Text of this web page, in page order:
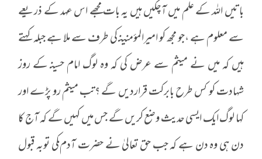
باتیں اللہ کے علم میں آچکیں ہیں یہ بات مجھے اس عہد کے ذریعے
سے معلوم ہے ،جو مجھ کو امیرالمؤمنینـ کی طرف سے ملا ہے جبلہ کہتے
ہیں کہ میں نے میثم سے عرض کی کہ وہ لوگ امام حسینـ کے روز
شہادت کو کس طرح بابرکت قراردیں گے ؟تب میثم رو پڑے اور
کہا لوگ ایک ایسی حدیث وضع کریں گے جس میں کہیں گے کہ آج کا
دن ہی وہ دن ہے کہ جب حق تعالیٰ نے حضرت آدم ـکی توبہ قبول